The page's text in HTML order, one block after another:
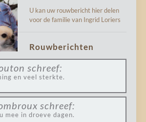
U kan uw rouwbericht hier delen
voor de familie van Ingrid Loriers
Rouwberichten
schreef:
en veel sterkte.
schreef:
mee in droeve dagen.